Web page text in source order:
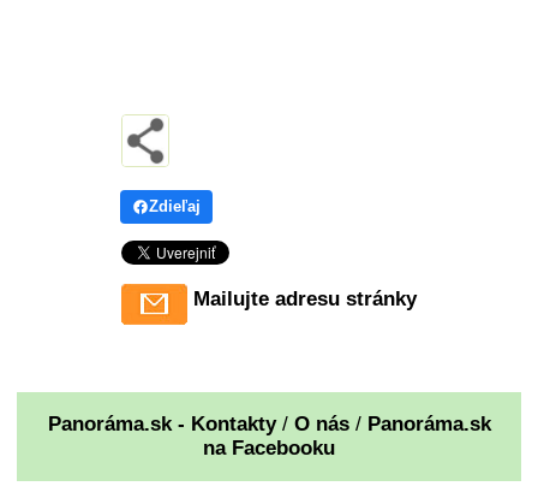
Zdieľaj
Mailujte adresu stránky
Panoráma.sk - Kontakty/ O nás/ Panoráma.sk
na Facebooku